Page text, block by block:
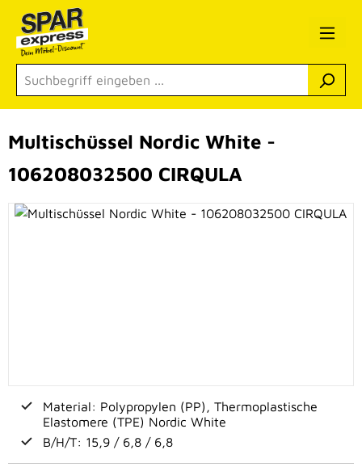
Zum Hauptinhalt springen
Bildergalerie überspringen
Multischüssel Nordic White -
106208032500 CIRQULA
Material: Polypropylen (PP), Thermoplastische
Elastomere (TPE) Nordic White
B/H/T: 15,9 / 6,8 / 6,8